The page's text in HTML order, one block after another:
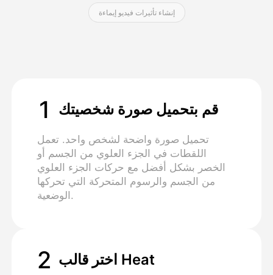
إنشاء تأثيرات فيديو إيماءة
1 قم بتحميل صورة شخصيتك
تحميل صورة واضحة لشخص واحد. تعمل
اللقطات في الجزء العلوي من الجسم أو
الخصر بشكل أفضل مع حركات الجزء العلوي
من الجسم والرسوم المتحركة التي تحركها
الوضعية.
2 اختر قالب Heat